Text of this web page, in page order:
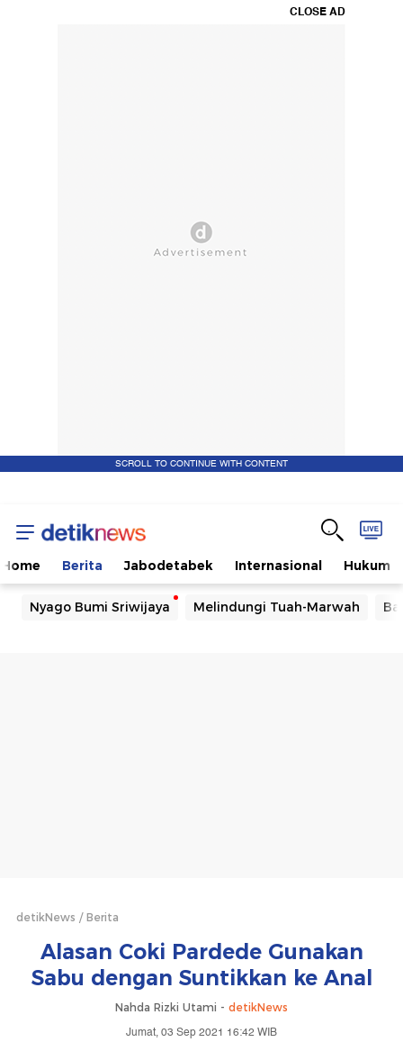
CLOSE AD
SCROLL TO CONTINUE WITH CONTENT
Home Berita Jabodetabek Internasional Hukum
Nyago Bumi Sriwijaya Melindungi Tuah-Marwah
detikNews Berita
Alasan Coki Pardede Gunakan
Sabu dengan Suntikkan ke Anal
Nahda Rizki Utami - detikNews
Jumat, 03 Sep 2021 16:42 WIB